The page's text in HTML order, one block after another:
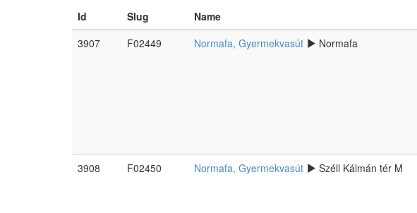
Id Slug Name
3907
F02449 Normafa, Gyermekvasút Normafa
3908 F02450 Normafa, Gyermekvasút Széll Kálmán tér M